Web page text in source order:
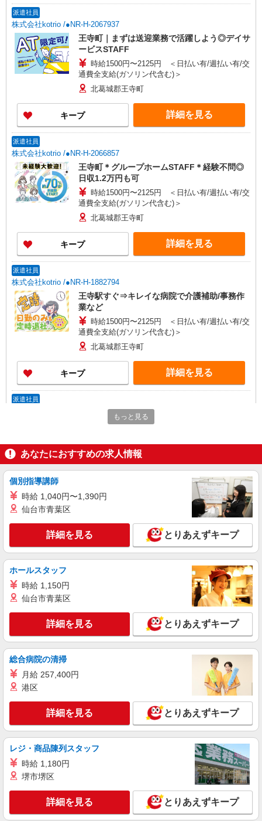
派遣社員
株式会社kotrio /●NR-H-2067937
王寺町｜まずは送迎業務で活躍しよう◎デイサ
ービスSTAFF
時給1500円〜2125円 ＜日払い有/週払い有/交
通費全支給(ガソリン代含む)＞
北葛城郡王寺町
キープ 詳細を見る
派遣社員
株式会社kotrio /●NR-H-2066857
王寺町＊グループホームSTAFF＊経験不問◎
日収1.2万円も可
時給1500円〜2125円 ＜日払い有/週払い有/交
通費全支給(ガソリン代含む)＞
北葛城郡王寺町
キープ 詳細を見る
派遣社員
株式会社kotrio /●NR-H-1882794
王寺駅すぐ⇒キレイな病院で介護補助/事務作
業など
時給1500円〜2125円 ＜日払い有/週払い有/交
通費全支給(ガソリン代含む)＞
北葛城郡王寺町
キープ 詳細を見る
派遣社員
株式会社kotrio /●NR-H-2068463
≪王寺町≫介護の現場で心を燃やせ！！！デイ
時給1500円〜2125円 ＜日払い有/週払い有/交
通費全支給(ガソリン代含む)＞
キープ 詳細を見る
株式会社kotrio /●NR-H-2068643
王寺町のデイサービス♪日勤のみ！残業ゼロで
時給1500円〜2125円 ＜日払い有/週払い有/交
王寺町久度ちかく｜最寄：王寺
キープ 詳細を見る
派遣社員
株式会社kotrio /●NR-H-1882891
＜年齢不問＞カンタン業務の障がい者支援員｜
時給1500円〜2125円 ＜日払い有/週払い有/交
通費全支給(ガソリン代含む)＞
北葛城郡王寺町
キープ 詳細を見る
株式会社kotrio /●NR-H-2069267
王寺町＊幅広い世代が活動中！サ高住のサポー
もっと見る
あなたにおすすめの求人情報
個別指導講師
時給 1,040円〜1,390円
仙台市青葉区
詳細を見る とりあえずキープ
ホールスタッフ
時給 1,150円
仙台市青葉区
詳細を見る とりあえずキープ
総合病院の清掃
月給 257,400円
港区
詳細を見る とりあえずキープ
レジ・商品陳列スタッフ
時給 1,180円
堺市堺区
詳細を見る とりあえずキープ